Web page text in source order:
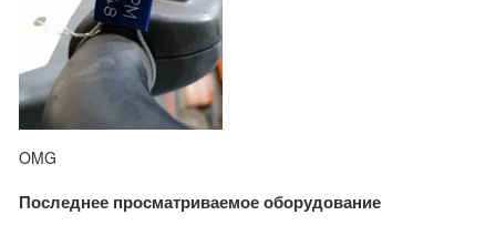
OMG
Последнее просматриваемое оборудование